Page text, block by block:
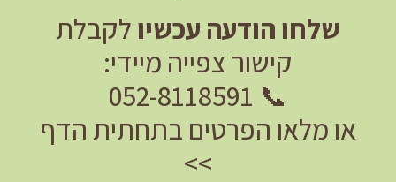
שלחו הודעה עכשיולקבלת
קישור צפייה מיידי:
📞 052-8118591
או מלאו הפרטים בתחתית הדף
>>